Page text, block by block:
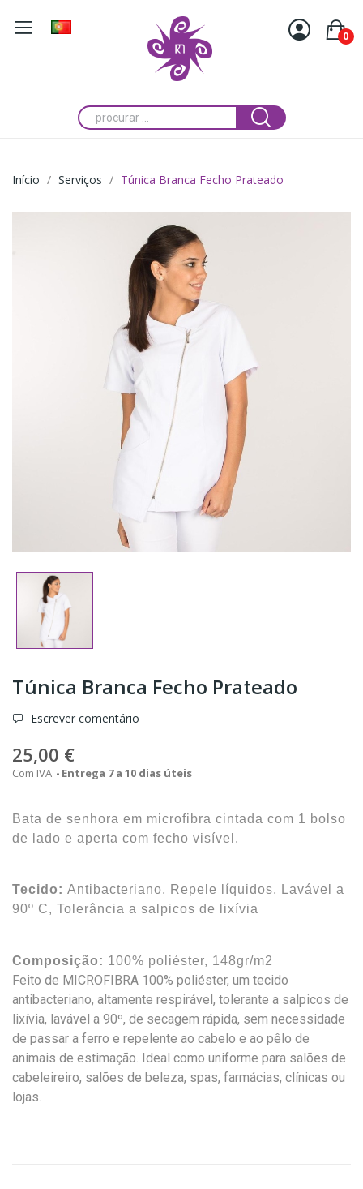
0
Início Serviços Túnica Branca Fecho Prateado
Túnica Branca Fecho Prateado
Escrever comentário
25,00 €
Com IVA Entrega 7 a 10 dias úteis
Bata de senhora em microfibra cintada com 1 bolso
de lado e aperta com fecho visível.
Tecido: Antibacteriano, Repele líquidos, Lavável a
90º C, Tolerância a salpicos de lixívia
Composição: 100% poliéster, 148gr/m2
Feito de MICROFIBRA 100% poliéster, um tecido
antibacteriano, altamente respirável, tolerante a salpicos de
lixívia, lavável a 90º, de secagem rápida, sem necessidade
de passar a ferro e repelente ao cabelo e ao pêlo de
animais de estimação. Ideal como uniforme para salões de
cabeleireiro, salões de beleza, spas, farmácias, clínicas ou
lojas.